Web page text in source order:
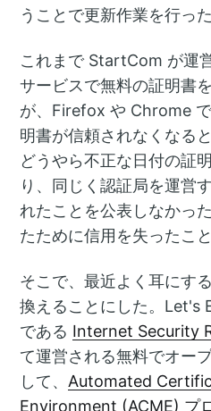
うことで更新作業を行った
これまで StartCom が運
サービスで無料の証明書
が、Firefox や Chrome
明書が信頼されなくなる
どうやら不正な日付の証
り、同じく認証局を運営
れたことを公表しなかっ
たために信用を失ったこ
そこで、最近よく耳にする
換えることにした。Let's
である Internet Security
て運営される無料でオー
して、 Automated
Environment (ACME) プ